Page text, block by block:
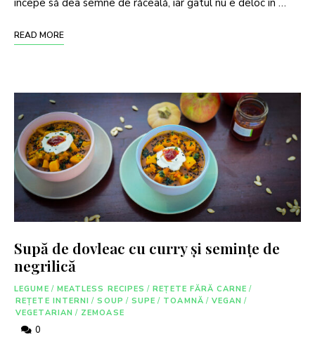
începe să dea semne de răceală, iar gâtul nu e deloc în …
READ MORE
Supă de dovleac cu curry și semințe de
negrilică
LEGUME / MEATLESS RECIPES / REȚETE FĂRĂ CARNE /
REȚETE INTERNI / SOUP / SUPE / TOAMNĂ / VEGAN /
VEGETARIAN / ZEMOASE
0